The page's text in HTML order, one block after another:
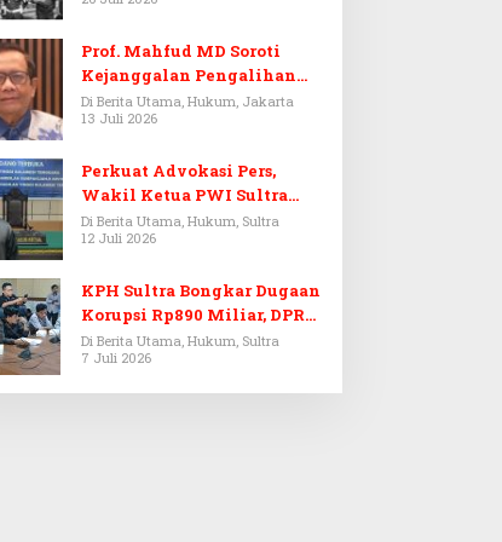
Prof. Mahfud MD Soroti
Kejanggalan Pengalihan
Penyelidikan Tersangka
Febrie Adriansyah
Di Berita Utama, Hukum, Jakarta
13 Juli 2026
Perkuat Advokasi Pers,
Wakil Ketua PWI Sultra
Resmi Dilantik Menjadi
Advokat PERADI
Di Berita Utama, Hukum, Sultra
12 Juli 2026
KPH Sultra Bongkar Dugaan
Korupsi Rp890 Miliar, DPRD
Sultra Gelar RDP
Di Berita Utama, Hukum, Sultra
7 Juli 2026